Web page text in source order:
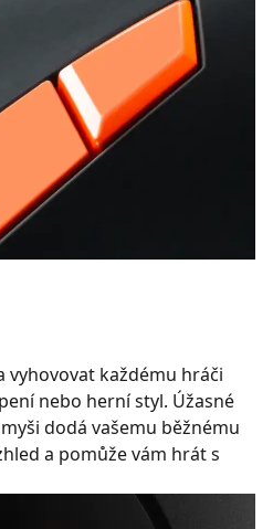
vyhovovat každému hráči
nebo herní styl. Úžasné
dodá vašemu běžnému
a pomůže vám hrát s